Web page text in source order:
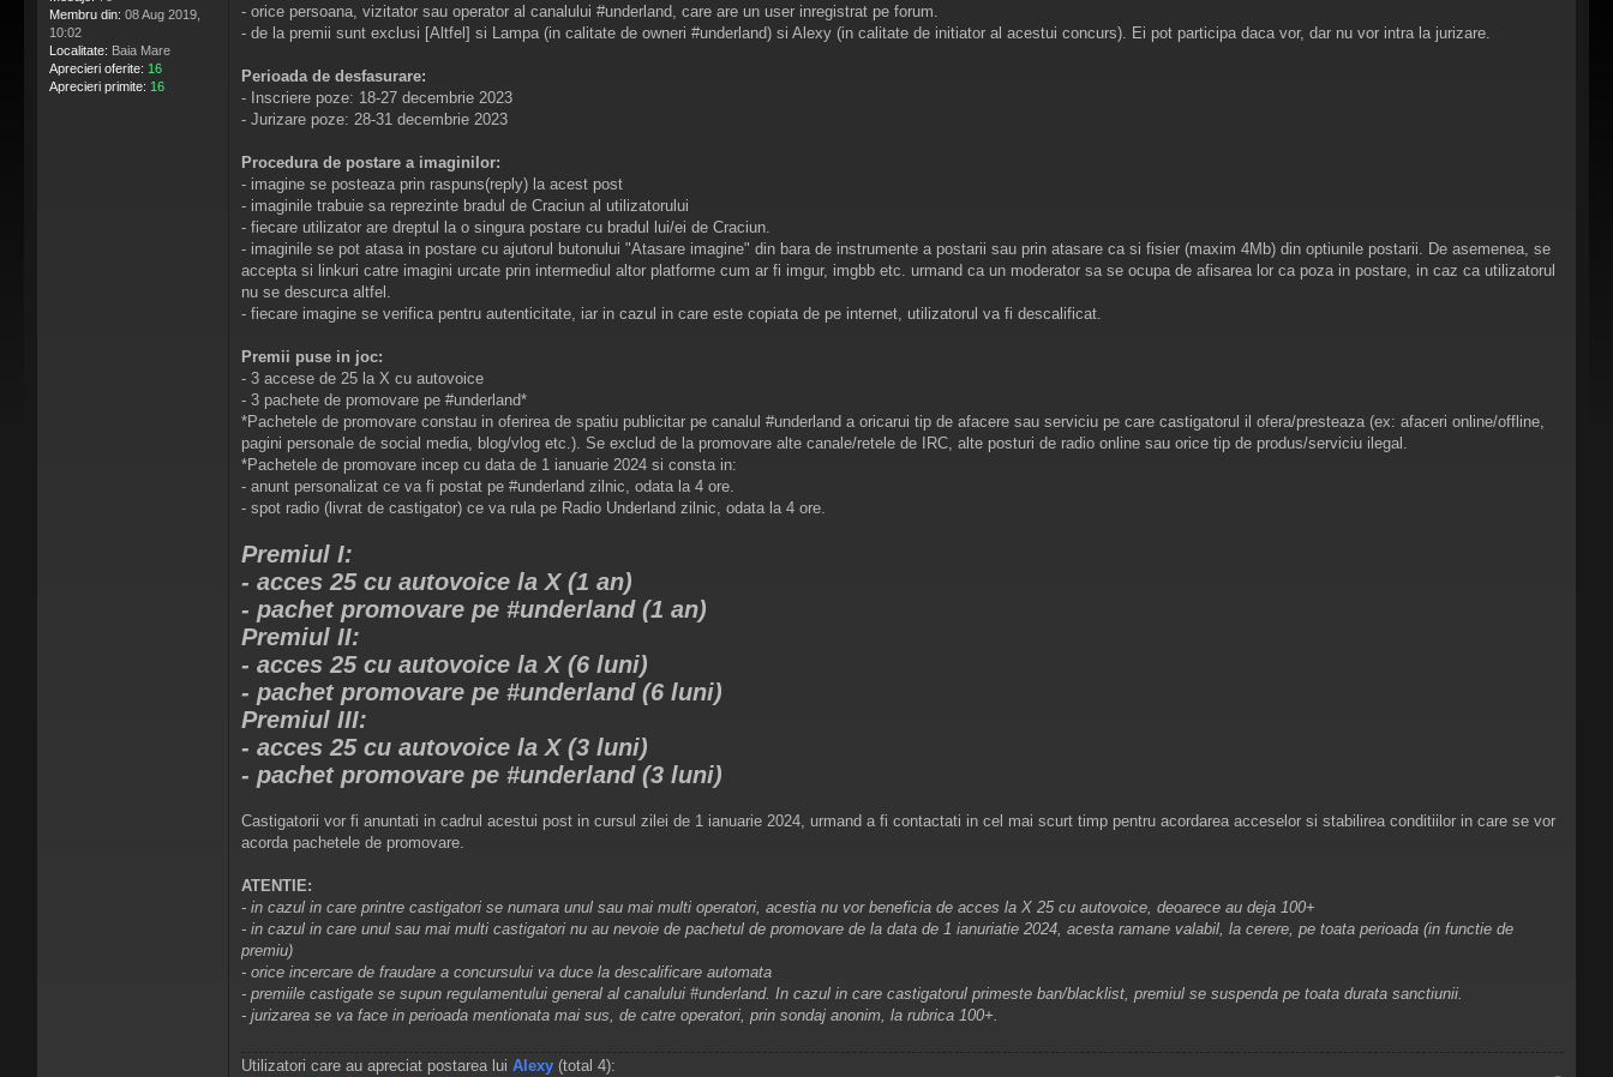
Membru din: 08 Aug 2019,
10:02
Localitate: Baia Mare
Aprecieri oferite: 16
Aprecieri primite: 16
- orice persoana, vizitator sau operator al canalului #underland, care are un user inregistrat pe forum.
- de la premii sunt exclusi [Altfel] si Lampa (in calitate de owneri #underland) si Alexy (in calitate de initiator al acestui concurs). Ei pot participa daca vor, dar nu vor intra la jurizare.
Perioada de desfasurare:
- Inscriere poze: 18-27 decembrie 2023
- Jurizare poze: 28-31 decembrie 2023
Procedura de postare a imaginilor:
- imagine se posteaza prin raspuns(reply) la acest post
- imaginile trabuie sa reprezinte bradul de Craciun al utilizatorului
- fiecare utilizator are dreptul la o singura postare cu bradul lui/ei de Craciun.
- imaginile se pot atasa in postare cu ajutorul butonului "Atasare imagine" din bara de instrumente a postarii sau prin atasare ca si fisier (maxim 4Mb) din optiunile postarii. De asemenea, se
accepta si linkuri catre imagini urcate prin intermediul altor platforme cum ar fi imgur, imgbb etc. urmand ca un moderator sa se ocupa de afisarea lor ca poza in postare, in caz ca utilizatorul
nu se descurca altfel.
- fiecare imagine se verifica pentru autenticitate, iar in cazul in care este copiata de pe internet, utilizatorul va fi descalificat.
Premii puse in joc:
- 3 accese de 25 la X cu autovoice
- 3 pachete de promovare pe #underland*
*Pachetele de promovare constau in oferirea de spatiu publicitar pe canalul #underland a oricarui tip de afacere sau serviciu pe care castigatorul il ofera/presteaza (ex: afaceri online/offline,
pagini personale de social media, blog/vlog etc.). Se exclud de la promovare alte canale/retele de IRC, alte posturi de radio online sau orice tip de produs/serviciu ilegal.
*Pachetele de promovare incep cu data de 1 ianuarie 2024 si consta in:
- anunt personalizat ce va fi postat pe #underland zilnic, odata la 4 ore.
- spot radio (livrat de castigator) ce va rula pe Radio Underland zilnic, odata la 4 ore.
Premiul I:
- acces 25 cu autovoice la X (1 an)
- pachet promovare pe #underland (1 an)
Premiul II:
- acces 25 cu autovoice la X (6 luni)
- pachet promovare pe #underland (6 luni)
Premiul III:
- acces 25 cu autovoice la X (3 luni)
- pachet promovare pe #underland (3 luni)
Castigatorii vor fi anuntati in cadrul acestui post in cursul zilei de 1 ianuarie 2024, urmand a fi contactati in cel mai scurt timp pentru acordarea acceselor si stabilirea conditiilor in care se vor
acorda pachetele de promovare.
ATENTIE:
- in cazul in care printre castigatori se numara unul sau mai multi operatori, acestia nu vor beneficia de acces la X 25 cu autovoice, deoarece au deja 100+
- in cazul in care unul sau mai multi castigatori nu au nevoie de pachetul de promovare de la data de 1 ianuriatie 2024, acesta ramane valabil, la cerere, pe toata perioada (in functie de
premiu)
- orice incercare de fraudare a concursului va duce la descalificare automata
- premiile castigate se supun regulamentului general al canalului #underland. In cazul in care castigatorul primeste ban/blacklist, premiul se suspenda pe toata durata sanctiunii.
- jurizarea se va face in perioada mentionata mai sus, de catre operatori, prin sondaj anonim, la rubrica 100+.
Utilizatori care au apreciat postarea lui Alexy (total 4):